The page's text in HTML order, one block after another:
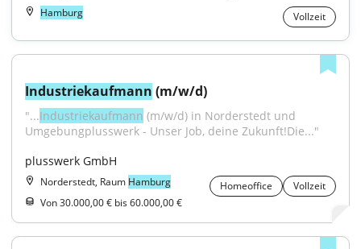
Hamburg Vollzeit
Industriekaufmann (m/w/d)
"...Industriekaufmann (m/w/d) in Norderstedt und
Umgebungplusswerk - Unser Job, deine Zukunft!Die..."
plusswerk GmbH
Norderstedt, Raum Hamburg Homeoffice
Vollzeit
Von 30.000,00 € bis 60.000,00 €